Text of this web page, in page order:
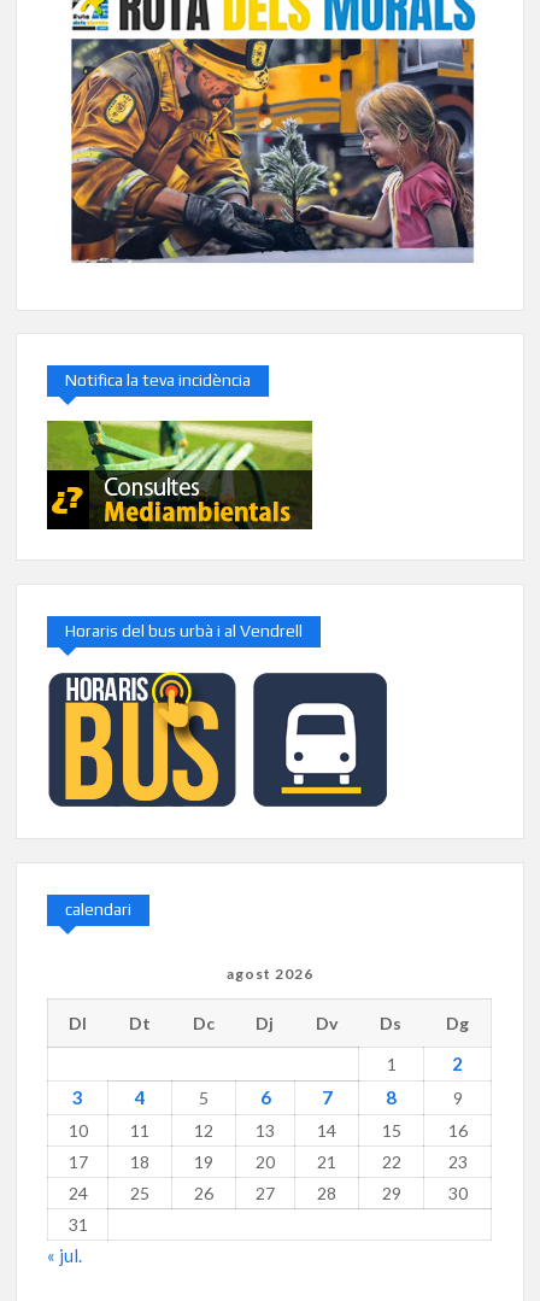
Notifica la teva incidència
Horaris del bus urbà i al Vendrell
calendari
agost 2026
Dl Dt Dc Dj Dv Ds
Dg
1
2
3
4 5 6 7 8
9
10
11 12 13 14 15
16
17
18 19 20 21 22
23
24
25 26 27 28 29
30
31
« jul.